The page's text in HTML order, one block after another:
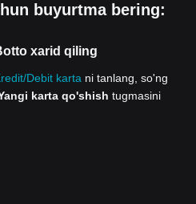
buyurtma bering:
xarid qiling
Debit karta ni tanlang, so'ng
karta qo'shish tugmasini